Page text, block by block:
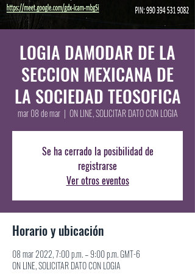
LOGIA DAMODAR DE LA
SECCION MEXICANA DE
LA SOCIEDAD TEOSOFICA
mar 08 de mar
  |
ON LINE, SOLICITAR DATO CON LOGIA
Se ha cerrado la posibilidad de
registrarse
Ver otros eventos
Horario y ubicación
08 mar 2022, 7:00 p.m. – 9:00 p.m. GMT-6
ON LINE, SOLICITAR DATO CON LOGIA